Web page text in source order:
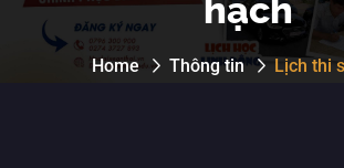
hạch
Home Thông tin Lịch thi